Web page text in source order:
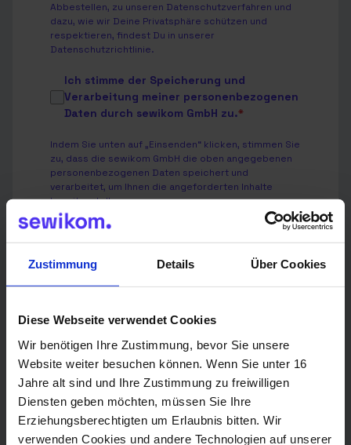
Zustimmung Details Über Cookies
Diese Webseite verwendet Cookies
Wir benötigen Ihre Zustimmung, bevor Sie unsere
Website weiter besuchen können. Wenn Sie unter 16
Jahre alt sind und Ihre Zustimmung zu freiwilligen
Diensten geben möchten, müssen Sie Ihre
Erziehungsberechtigten um Erlaubnis bitten. Wir
verwenden Cookies und andere Technologien auf unserer
Abbestellen, zu unseren Datenschutzverfahren und
dazu, wie wir Deine Privatsphäre schützen und
respektieren, findest Du in unserer
Datenschutzrichtlinie.
Ich stimme der Speicherung und
Verarbeitung meiner personenbezogenen
Daten durch sewikom GmbH zu.*
Indem Sie unten auf „Einsenden“ klicken, stimmen Sie
zu, dass die sewikom GmbH die oben angegebenen
personenbezogenen Daten speichert und
verarbeitet, um Ihnen die angeforderten Inhalte
bereitzustellen.
Wir verwenden Deine Angaben zweckgebunden zur
Bearbeitung Deiner Anfrage.
Weitere Informationen findest Du in unserer
Datenschutzerklärung.
Senden